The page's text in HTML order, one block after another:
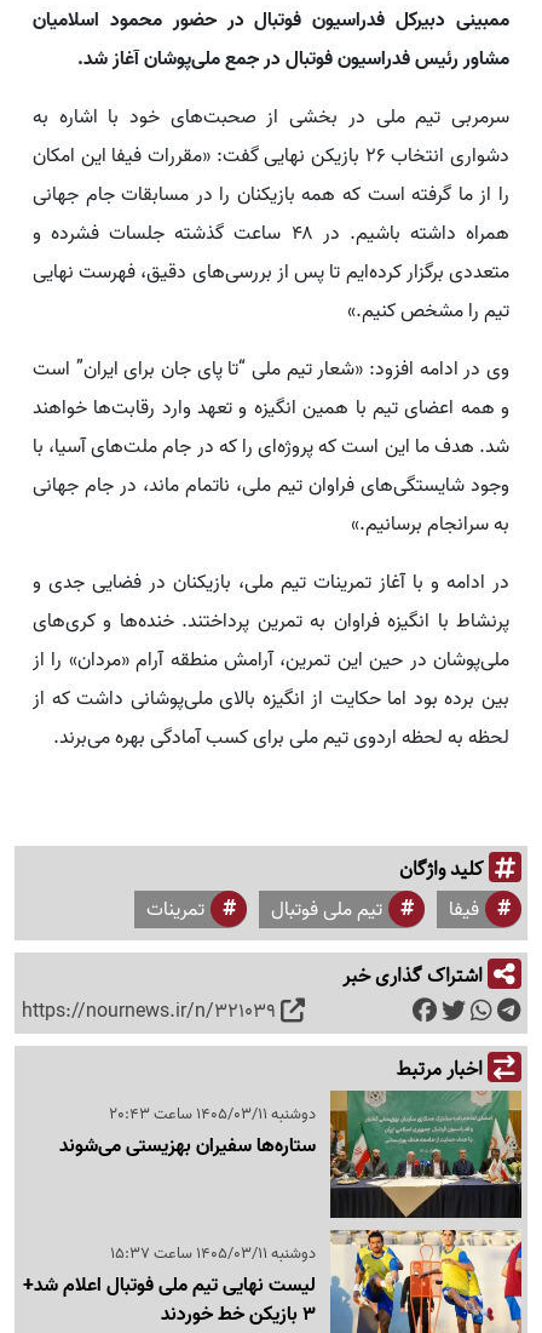
ممبینی دبیرکل فدراسیون فوتبال در حضور محمود اسلامیان
مشاور رئیس فدراسیون فوتبال در جمع ملی‌پوشان آغاز شد.
سرمربی تیم ملی در بخشی از صحبت‌های خود با اشاره به
دشواری انتخاب ۲۶ بازیکن نهایی گفت: «مقررات فیفا این امکان
را از ما گرفته است که همه بازیکنان را در مسابقات جام جهانی
همراه داشته باشیم. در ۴۸ ساعت گذشته جلسات فشرده و
متعددی برگزار کرده‌ایم تا پس از بررسی‌های دقیق، فهرست نهایی
تیم را مشخص کنیم.»
وی در ادامه افزود: «شعار تیم ملی “تا پای جان برای ایران” است
و همه اعضای تیم با همین انگیزه و تعهد وارد رقابت‌ها خواهند
شد. هدف ما این است که پروژه‌ای را که در جام ملت‌های آسیا، با
وجود شایستگی‌های فراوان تیم ملی، ناتمام ماند، در جام جهانی
به سرانجام برسانیم.»
در ادامه و با آغاز تمرینات تیم ملی، بازیکنان در فضایی جدی و
پرنشاط با انگیزه فراوان به تمرین پرداختند. خنده‌ها و کری‌های
ملی‌پوشان در حین این تمرین، آرامش منطقه آرام «مردان» را از
بین برده بود اما حکایت از انگیزه بالای ملی‌پوشانی داشت که از
لحظه به لحظه اردوی تیم ملی برای کسب آمادگی بهره می‌برند.
کلید واژگان
فیفا تیم ملی فوتبال تمرینات
اشتراک گذاری خبر
https://nournews.ir/n/321039
اخبار مرتبط
دوشنبه 1405/03/11 ساعت 20:43
ستاره‌ها سفیران بهزیستی می‌شوند
دوشنبه 1405/03/11 ساعت 15:37
لیست نهایی تیم ملی فوتبال اعلام شد+
3 بازیکن خط خوردند